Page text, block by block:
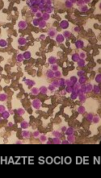
HAZTE SOCIO DE